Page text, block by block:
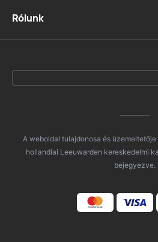
Rólunk
A weboldal tulajdonosa és üzemeltetője
hollandiai Leeuwarden kereskedelmi
bejegyezve.